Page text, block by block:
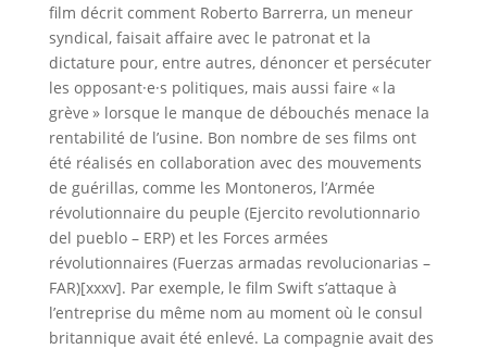
film décrit comment Roberto Barrerra, un meneur
syndical, faisait affaire avec le patronat et la
dictature pour, entre autres, dénoncer et persécuter
les opposant·e·s politiques, mais aussi faire « la
grève » lorsque le manque de débouchés menace la
rentabilité de l’usine. Bon nombre de ses films ont
été réalisés en collaboration avec des mouvements
de guérillas, comme les Montoneros, l’Armée
révolutionnaire du peuple (Ejercito revolutionnario
del pueblo – ERP) et les Forces armées
révolutionnaires (Fuerzas armadas revolucionarias –
FAR)[xxxv]. Par exemple, le film Swift s’attaque à
l’entreprise du même nom au moment où le consul
britannique avait été enlevé. La compagnie avait des